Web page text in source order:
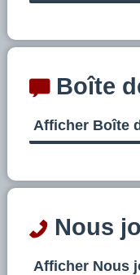
Boîte
Afficher Boîte
Nous
Afficher Nous